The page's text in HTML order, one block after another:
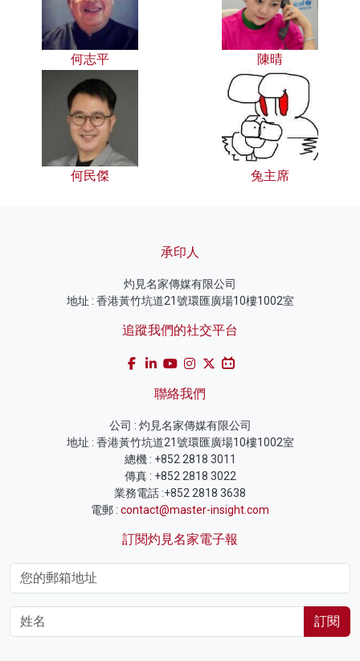
何志平 陳晴
何民傑 兔主席
承印人
灼見名家傳媒有限公司
地址 : 香港黃竹坑道21號環匯廣場10樓1002室
追蹤我們的社交平台
聯絡我們
公司 : 灼見名家傳媒有限公司
地址 : 香港黃竹坑道21號環匯廣場10樓1002室
總機 : +852 2818 3011
傳真 : +852 2818 3022
業務電話 :+852 2818 3638
電郵 : contact@master-insight.com
訂閱灼見名家電子報
訂閱